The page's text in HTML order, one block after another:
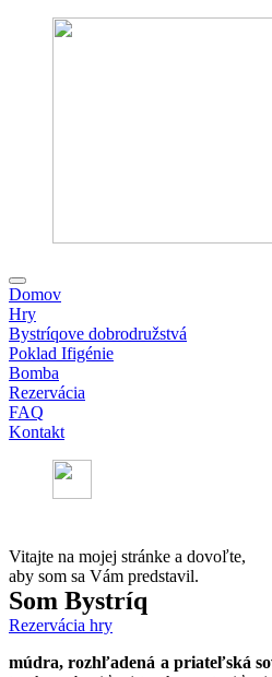
Domov
Hry
Bystríqove dobrodružstvá
Poklad Ifigénie
Bomba
Rezervácia
FAQ
Kontakt
Vitajte na mojej stránke a dovoľte,
aby som sa Vám predstavil.
Som Bystríq
Rezervácia hry
múdra, rozhľadená a priateľská